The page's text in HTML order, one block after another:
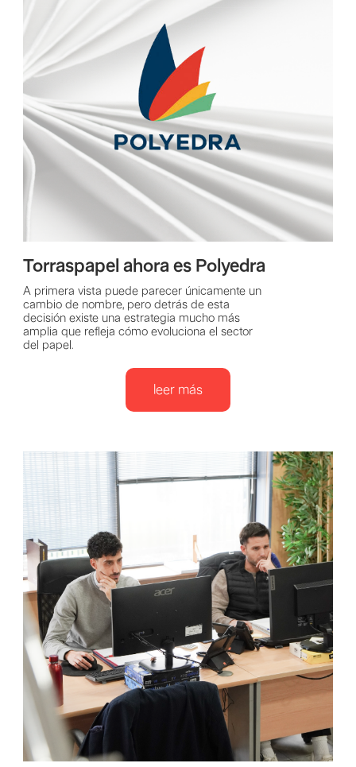
Torraspapel ahora es Polyedra
A primera vista puede parecer únicamente un
cambio de nombre, pero detrás de esta
decisión existe una estrategia mucho más
amplia que refleja cómo evoluciona el sector
del papel.
leer más